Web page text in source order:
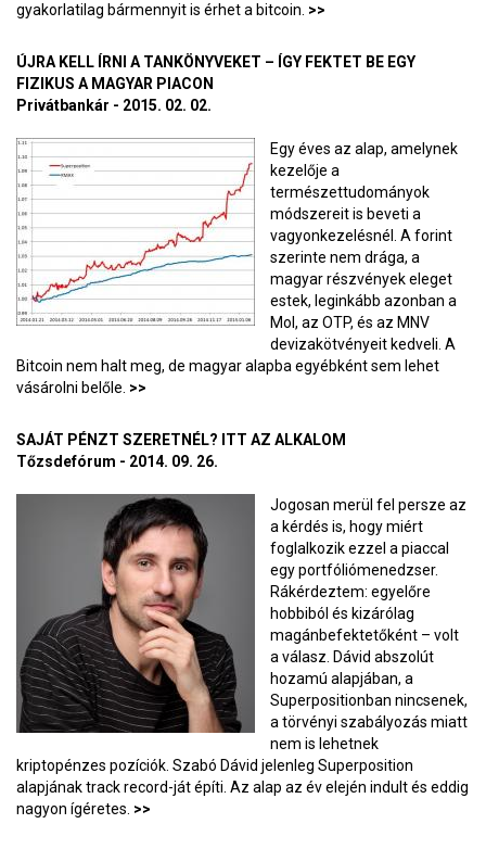
gyakorlatilag bármennyit is érhet a bitcoin. >>
ÚJRA KELL ÍRNI A TANKÖNYVEKET – ÍGY FEKTET BE EGY
FIZIKUS A MAGYAR PIACON
Privátbankár - 2015. 02. 02.
Egy éves az alap, amelynek
kezelője a
természettudományok
módszereit is beveti a
vagyonkezelésnél. A forint
szerinte nem drága, a
magyar részvények eleget
estek, leginkább azonban a
Mol, az OTP, és az MNV
devizakötvényeit kedveli. A
Bitcoin nem halt meg, de magyar alapba egyébként sem lehet
vásárolni belőle. >>
SAJÁT PÉNZT SZERETNÉL? ITT AZ ALKALOM
Tőzsdefórum - 2014. 09. 26.
Jogosan merül fel persze az
a kérdés is, hogy miért
foglalkozik ezzel a piaccal
egy portfóliómenedzser.
Rákérdeztem: egyelőre
hobbiból és kizárólag
magánbefektetőként – volt
a válasz. Dávid abszolút
hozamú alapjában, a
Superpositionban nincsenek,
a törvényi szabályozás miatt
nem is lehetnek
kriptopénzes pozíciók. Szabó Dávid jelenleg Superposition
alapjának track record-ját építi. Az alap az év elején indult és eddig
nagyon ígéretes. >>